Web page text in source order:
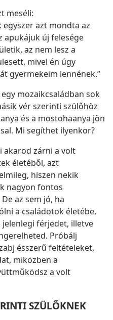
meséli:
azt mondta az
apukájuk új felesége
az nem lesz a
mivel én úgy
gyermekeim lennének.”
mozaikcsaládban sok
vér szerinti szülőhöz
és a mostohaanya jön
Mi segíthet ilyenkor?
akarod zárni a volt
életéből, azt
hiszen nekik
nagyon fontos
De az sem jó, ha
a családotok életébe,
férjedet, illetve
Próbálj
ésszerű feltételeket,
miközben a
a volt
SZÜLŐKNEK